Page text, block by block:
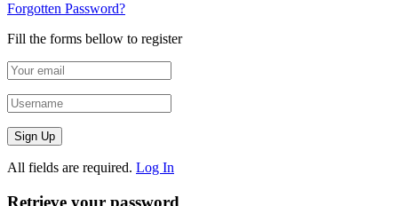
Forgotten Password?
Fill the forms bellow to register
All fields are required. Log In
Retrieve your password